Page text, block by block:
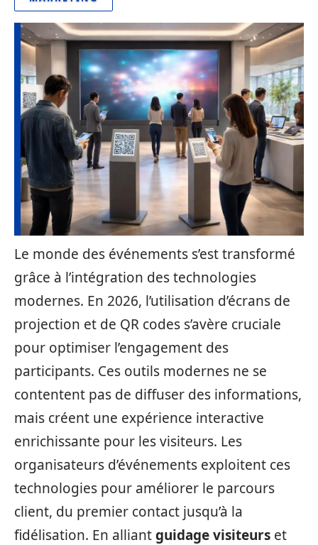
Le monde des événements s’est transformé
grâce à l’intégration des technologies
modernes. En 2026, l’utilisation d’écrans de
projection et de QR codes s’avère cruciale
pour optimiser l’engagement des
participants. Ces outils modernes ne se
contentent pas de diffuser des informations,
mais créent une expérience interactive
enrichissante pour les visiteurs. Les
organisateurs d’événements exploitent ces
technologies pour améliorer le parcours
client, du premier contact jusqu’à la
fidélisation. En alliantguidage visiteurs et